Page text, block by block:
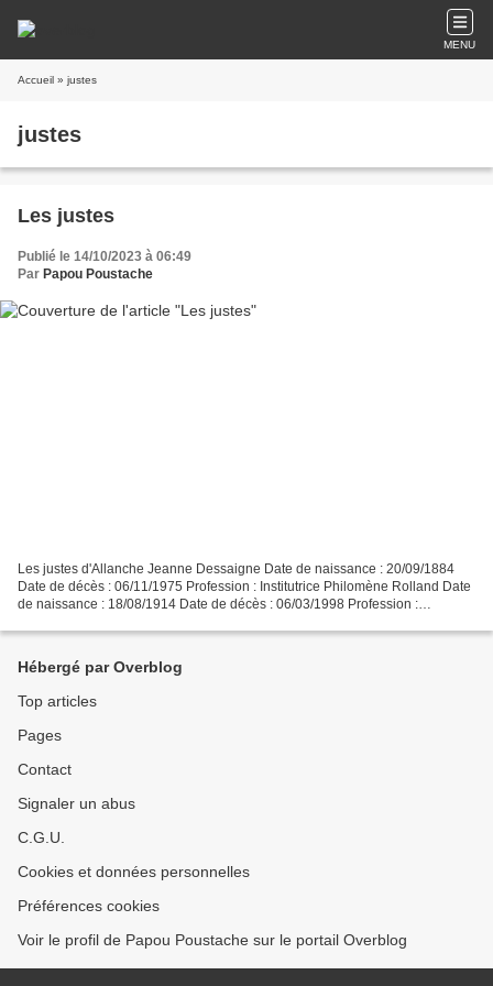
MENU
Accueil » justes
justes
Les justes
Publié le 14/10/2023 à 06:49
Par Papou Poustache
Les justes d'Allanche Jeanne Dessaigne Date de naissance : 20/09/1884
Date de décès : 06/11/1975 Profession : Institutrice Philomène Rolland Date
de naissance : 18/08/1914 Date de décès : 06/03/1998 Profession :
les-nations/les-justes-de-france/dossier-9625/...
Hébergé par Overblog
Top articles
Pages
Contact
Signaler un abus
C.G.U.
Cookies et données personnelles
Préférences cookies
Voir le profil de Papou Poustache sur le portail Overblog